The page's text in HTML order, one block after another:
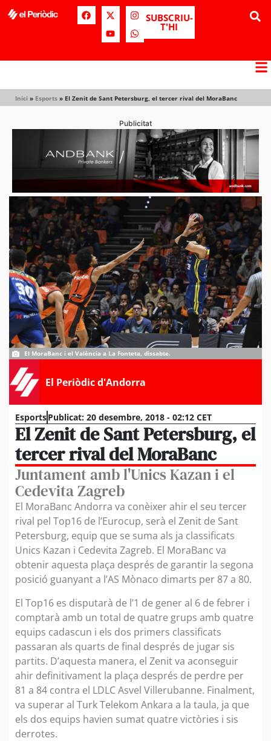
SUBSCRIU-
T'HI
Inici » Esports » El Zenit de Sant Petersburg, el tercer rival del MoraBanc
Publicitat
El MoraBanc i el València a La Fonteta, dissabte.
El Periòdic d'Andorra
EsportsPublicat: 20 desembre, 2018 - 02:12 CET
El Zenit de Sant Petersburg, el
tercer rival del MoraBanc
Juntament amb l'Unics Kazan i el
Cedevita Zagreb
El MoraBanc Andorra va conèixer ahir el seu tercer
rival pel Top16 de l’Eurocup, serà el Zenit de Sant
Petersburg, equip que se suma als ja classificats
Unics Kazan i Cedevita Zagreb. El MoraBanc va
obtenir aquesta plaça després de garantir la segona
posició guanyant a l’AS Mònaco dimarts per 87 a 80.
El Top16 es disputarà de l’1 de gener al 6 de febrer i
comptarà amb un total de quatre grups amb quatre
equips cadascun i els dos primers classificats
passaran als quarts de final després de jugar sis
partits. D’aquesta manera, el Zenit va aconseguir
ahir definitivament la plaça després de perdre per
81 a 84 contra el LDLC Asvel Villerubanne. Finalment,
va superar al Turk Telekom Ankara a la taula, ja que
els dos equips havien sumat quatre victòries i sis
derrotes.